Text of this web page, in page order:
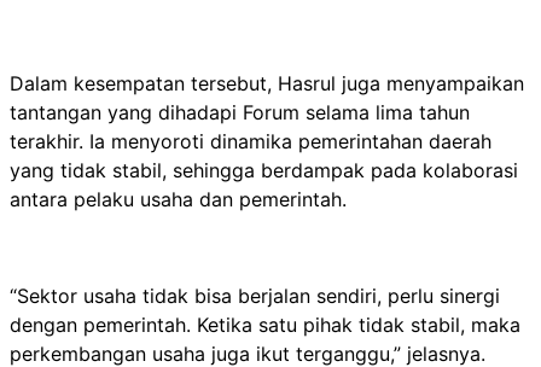
Dalam kesempatan tersebut, Hasrul juga menyampaikan
tantangan yang dihadapi Forum selama lima tahun
terakhir. Ia menyoroti dinamika pemerintahan daerah
yang tidak stabil, sehingga berdampak pada kolaborasi
antara pelaku usaha dan pemerintah.
“Sektor usaha tidak bisa berjalan sendiri, perlu sinergi
dengan pemerintah. Ketika satu pihak tidak stabil, maka
perkembangan usaha juga ikut terganggu,” jelasnya.